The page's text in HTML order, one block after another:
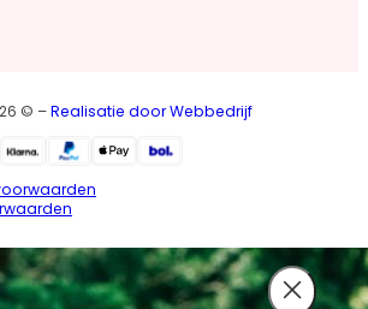
© –Realisatie door Webbedrijf